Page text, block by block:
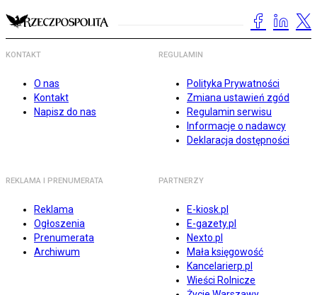
KONTAKT
O nas
Kontakt
Napisz do nas
REGULAMIN
Polityka Prywatności
Zmiana ustawień zgód
Regulamin serwisu
Informacje o nadawcy
Deklaracja dostępności
REKLAMA I PRENUMERATA
Reklama
Ogłoszenia
Prenumerata
Archiwum
PARTNERZY
E-kiosk.pl
E-gazety.pl
Nexto.pl
Mała księgowość
Kancelarierp.pl
Wieści Rolnicze